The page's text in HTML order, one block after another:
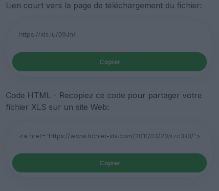
Lien court vers la page de téléchargement du fichier:
Copier
Code HTML - Recopiez ce code pour partager votre
fichier XLS sur un site Web:
Copier